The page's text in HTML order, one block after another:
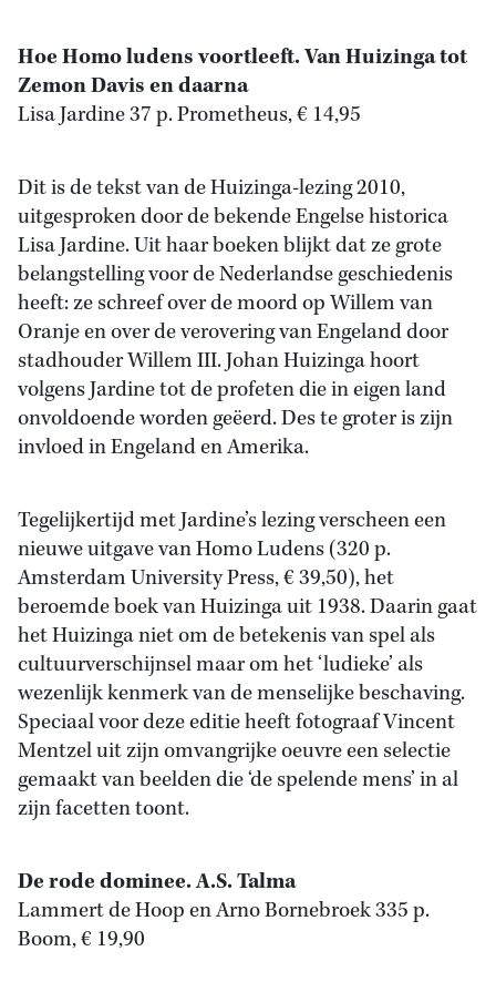
Hoe Homo ludens voortleeft. Van Huizinga tot
Zemon Davis en daarna
Lisa Jardine 37 p. Prometheus, € 14,95
Dit is de tekst van de Huizinga-lezing 2010,
uitgesproken door de bekende Engelse historica
Lisa Jardine. Uit haar boeken blijkt dat ze grote
belangstelling voor de Nederlandse geschiedenis
heeft: ze schreef over de moord op Willem van
Oranje en over de verovering van Engeland door
stadhouder Willem III. Johan Huizinga hoort
volgens Jardine tot de profeten die in eigen land
onvoldoende worden geëerd. Des te groter is zijn
invloed in Engeland en Amerika.
Tegelijkertijd met Jardine’s lezing verscheen een
nieuwe uitgave van Homo Ludens (320 p.
Amsterdam University Press, € 39,50), het
beroemde boek van Huizinga uit 1938. Daarin gaat
het Huizinga niet om de betekenis van spel als
cultuurverschijnsel maar om het ‘ludieke’ als
wezenlijk kenmerk van de menselijke beschaving.
Speciaal voor deze editie heeft fotograaf Vincent
Mentzel uit zijn omvangrijke oeuvre een selectie
gemaakt van beelden die ‘de spelende mens’ in al
zijn facetten toont.
De rode dominee. A.S. Talma
Lammert de Hoop en Arno Bornebroek 335 p.
Boom, € 19,90